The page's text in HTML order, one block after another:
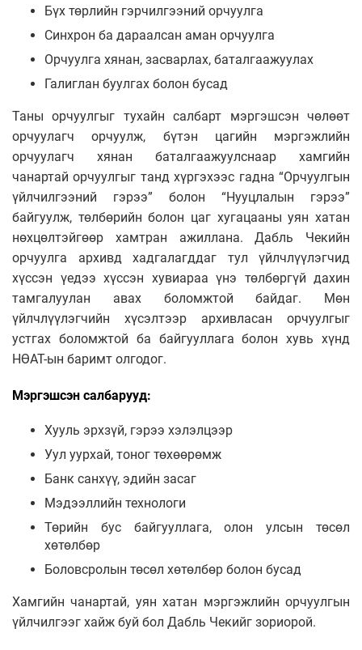
Бүх төрлийн гэрчилгээний орчуулга
Синхрон ба дараалсан аман орчуулга
Орчуулга хянан, засварлах, баталгаажуулах
Галиглан буулгах болон бусад
Таны орчуулгыг тухайн салбарт мэргэшсэн чөлөөт
орчуулагч орчуулж, бүтэн цагийн мэргэжлийн
орчуулагч хянан баталгаажуулснаар хамгийн
чанартай орчуулгыг танд хүргэхээс гадна “Орчуулгын
үйлчилгээний гэрээ” болон “Нууцлалын гэрээ”
байгуулж, төлбөрийн болон цаг хугацааны уян хатан
нөхцөлтэйгөөр хамтран ажиллана. Дабль Чекийн
орчуулга архивд хадгалагддаг тул үйлчлүүлэгчид
хүссэн үедээ хүссэн хувиараа үнэ төлбөргүй дахин
тамгалуулан авах боломжтой байдаг. Мөн
үйлчлүүлэгчийн хүсэлтээр архивласан орчуулгыг
устгах боломжтой ба байгууллага болон хувь хүнд
НӨАТ-ын баримт олгодог.
Мэргэшсэн салбарууд:
Хууль эрхзүй, гэрээ хэлэлцээр
Уул уурхай, тоног төхөөрөмж
Банк санхүү, эдийн засаг
Мэдээллийн технологи
Төрийн бус байгууллага, олон улсын төсөл
хөтөлбөр
Боловсролын төсөл хөтөлбөр болон бусад
Хамгийн чанартай, уян хатан мэргэжлийн орчуулгын
үйлчилгээг хайж буй бол Дабль Чекийг зориорой.